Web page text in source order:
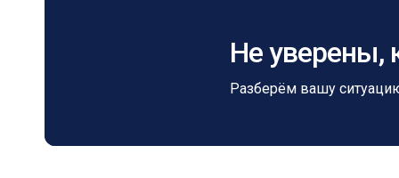
Не уверены,
Разберём вашу